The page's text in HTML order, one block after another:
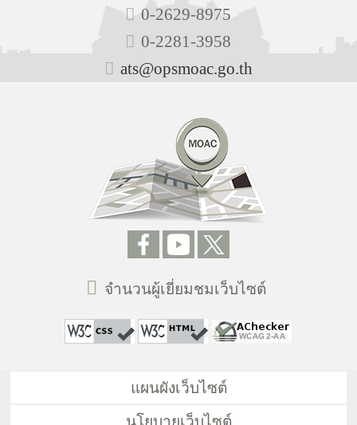
0-2629-8975
0-2281-3958
ats@opsmoac.go.th
จำนวนผู้เยี่ยมชมเว็บไซต์
แผนผังเว็บไซต์
นโยบายเว็บไซต์